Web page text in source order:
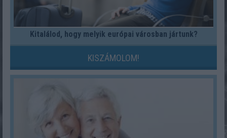
Kitalálod, hogy melyik európai városban jártunk?
KISZÁMOLOM!